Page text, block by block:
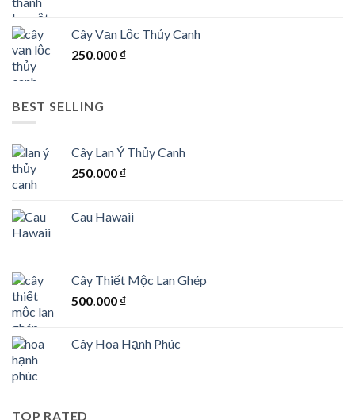
Cây Vạn Lộc Thủy Canh
250.000 ₫
BEST SELLING
Cây Lan Ý Thủy Canh
250.000 ₫
Cau Hawaii
Cây Thiết Mộc Lan Ghép
500.000 ₫
Cây Hoa Hạnh Phúc
TOP RATED